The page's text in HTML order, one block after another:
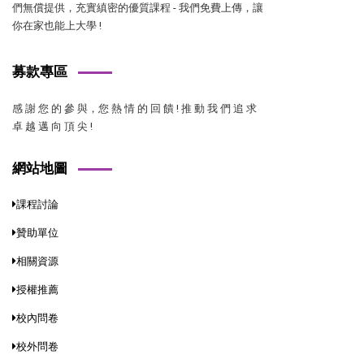
們無償提供，充實縝密的優質課程 - 我們免費上傳，讓
你在家也能上大學 !
募款專區
感 謝 您 的 參 與，您 熱 情 的 回 饋 ! 推 動 我 們 追 求
卓 越 邁 向 頂 尖 !
網站地圖
課程討論
贊助單位
相關資源
授權推薦
校內問卷
校外問卷